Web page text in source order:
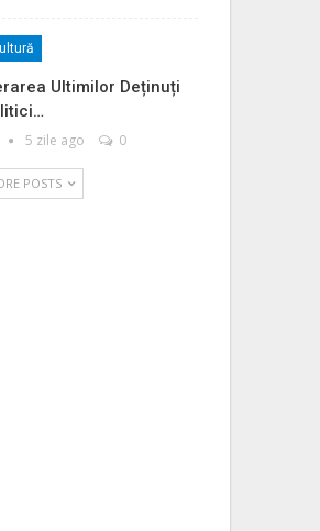
Ultimilor Deținuți
5 zile ago 0
POSTS